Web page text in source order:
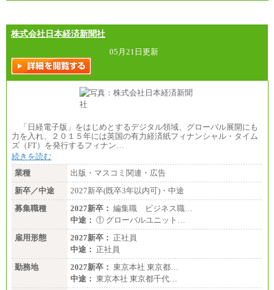
株式会社日本経済新聞社
05月21日更新
「日経電子版」をはじめとするデジタル領域、グローバル展開にも
力を入れ、２０１５年には英国の有力経済紙フィナンシャル・タイム
ズ（FT）を発行するフィナン…
続きを読む
業種
出版・マスコミ関連・広告
新卒／中途
2027新卒(既卒3年以内可)・中途
募集職種
2027新卒： 編集職 ビジネス職…
中途： ① グローバルユニット…
雇用形態
2027新卒： 正社員
中途： 正社員
勤務地
2027新卒： 東京本社 東京都…
中途： 東京本社 東京都千代…